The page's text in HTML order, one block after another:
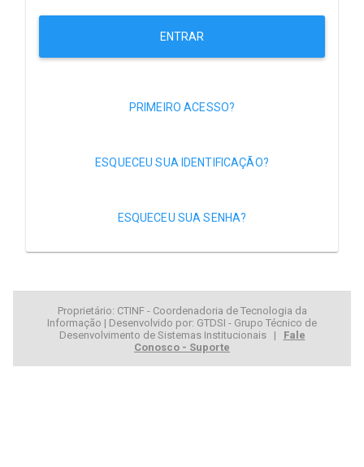
ENTRAR
PRIMEIRO ACESSO?
ESQUECEU SUA IDENTIFICAÇÃO?
ESQUECEU SUA SENHA?
Proprietário: CTINF - Coordenadoria de Tecnologia da
Informação | Desenvolvido por: GTDSI - Grupo Técnico de
Desenvolvimento de Sistemas Institucionais | Fale
Conosco - Suporte